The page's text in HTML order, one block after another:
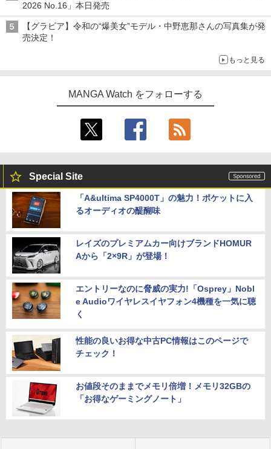
2026 No.16」本日発売
【グラビア】令和の“爆美女”モデル・中野恵那さんの写真集が発
売決定！
もっと見る
MANGA Watch をフォローする
Special Site
「A&ultima SP4000T」の魅力！ポケットに入
るオーディオの醍醐味
レイズのプレミアムカー向けブランドHOMUR
Aから「2×9R」が登場！
エントリーなのに脅威の実力!「Osprey」Nobl
e Audioワイヤレスイヤフォン4機種を一気に聴
く
性能の良いお得な中古PC情報はこのページで
チェック！
お値段そのままでメモリ倍増！メモリ32GBの
「お得なゲーミングノート」